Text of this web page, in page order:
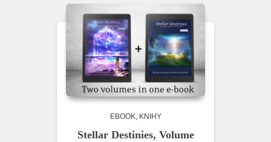
EBOOK KNIHY
Stellar Destinies, Volume